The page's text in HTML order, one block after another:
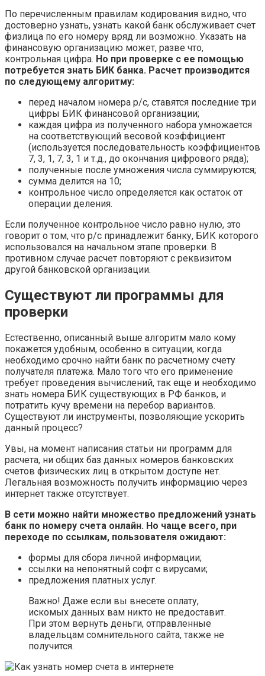
По перечисленным правилам кодирования видно, что
достоверно узнать, узнать какой банк обслуживает счет
физлица по его номеру вряд ли возможно. Указать на
финансовую организацию может, разве что,
контрольная цифра. Но при проверке с ее помощью
потребуется знать БИК банка. Расчет производится
по следующему алгоритму:
перед началом номера р/с, ставятся последние три
цифры БИК финансовой организации;
каждая цифра из полученного набора умножается
на соответствующий весовой коэффициент
(используется последовательность коэффициентов
7, 3, 1, 7, 3, 1 и т.д., до окончания цифрового ряда);
полученные после умножения числа суммируются;
сумма делится на 10;
контрольное число определяется как остаток от
операции деления.
Если полученное контрольное число равно нулю, это
говорит о том, что р/с принадлежит банку, БИК которого
использовался на начальном этапе проверки. В
противном случае расчет повторяют с реквизитом
другой банковской организации.
Существуют ли программы для
проверки
Естественно, описанный выше алгоритм мало кому
покажется удобным, особенно в ситуации, когда
необходимо срочно найти банк по расчетному счету
получателя платежа. Мало того что его применение
требует проведения вычислений, так еще и необходимо
знать номера БИК существующих в РФ банков, и
потратить кучу времени на перебор вариантов.
Существуют ли инструменты, позволяющие ускорить
данный процесс?
Увы, на момент написания статьи ни программ для
расчета, ни общих баз данных номеров банковских
счетов физических лиц в открытом доступе нет.
Легальная возможность получить информацию через
интернет также отсутствует.
В сети можно найти множество предложений узнать
банк по номеру счета онлайн. Но чаще всего, при
переходе по ссылкам, пользователя ожидают:
формы для сбора личной информации;
ссылки на непонятный софт с вирусами;
предложения платных услуг.
Важно! Даже если вы внесете оплату,
искомых данных вам никто не предоставит.
При этом вернуть деньги, отправленные
владельцам сомнительного сайта, также не
получится.